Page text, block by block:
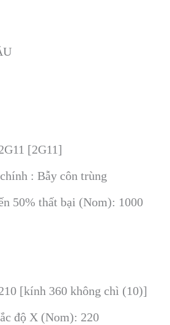
[2G11]
: Bẫy côn trùng
50% thất bại (Nom): 1000
[kính 360 không chì (10)]
độ X (Nom): 220